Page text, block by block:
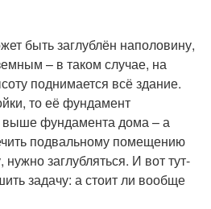
быть заглублён наполовину,
– в таком случае, на
поднимается всё здание.
то её фундамент
выше фундамента дома – а
подвальному помещению
заглубляться. И вот тут-
задачу: а стоит ли вообще